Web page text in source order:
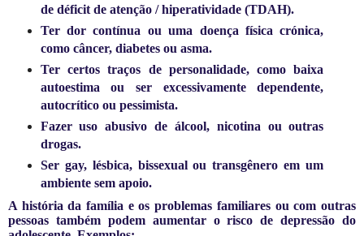
de déficit de atenção / hiperatividade (TDAH).
Ter dor contínua ou uma doença física crónica,
como câncer, diabetes ou asma.
Ter certos traços de personalidade, como baixa
autoestima ou ser excessivamente dependente,
autocrítico ou pessimista.
Fazer uso abusivo de álcool, nicotina ou outras
drogas.
Ser gay, lésbica, bissexual ou transgênero em um
ambiente sem apoio.
A história da família e os problemas familiares ou com outras
pessoas também podem aumentar o risco de depressão do